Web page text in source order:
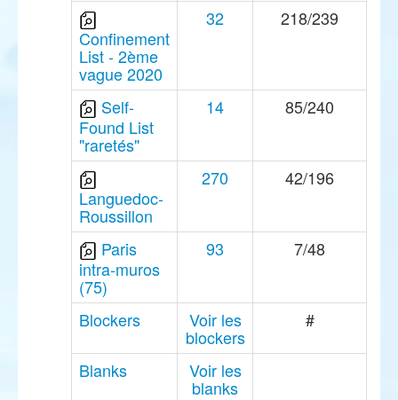
Confinement
List - 2ème
vague 2020
32 218/239
Self-
Found List
"raretés"
14 85/240
Languedoc-
Roussillon
270 42/196
Paris
intra-muros
(75)
93 7/48
Blockers Voir les
blockers
#
Blanks Voir les
blanks